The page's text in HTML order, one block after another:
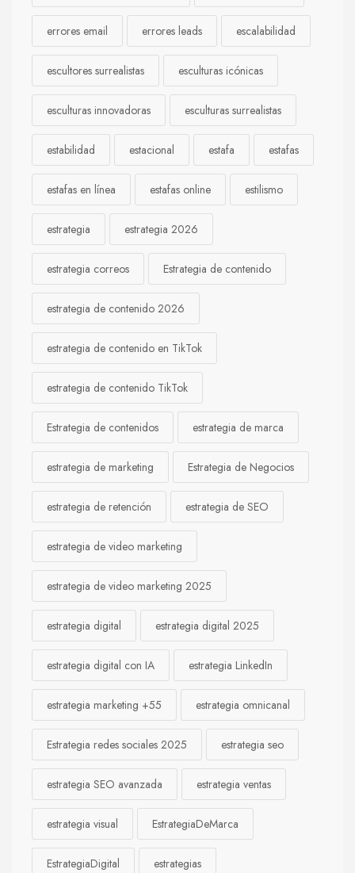
errores email errores leads escalabilidad
escultores surrealistas esculturas icónicas
esculturas innovadoras esculturas surrealistas
estabilidad estacional estafa estafas
estafas en línea estafas online estilismo
estrategia estrategia 2026
estrategia correos Estrategia de contenido
estrategia de contenido 2026
estrategia de contenido en TikTok
estrategia de contenido TikTok
Estrategia de contenidos estrategia de marca
estrategia de marketing Estrategia de Negocios
estrategia de retención estrategia de SEO
estrategia de video marketing
estrategia de video marketing 2025
estrategia digital estrategia digital 2025
estrategia digital con IA estrategia LinkedIn
estrategia marketing +55 estrategia omnicanal
Estrategia redes sociales 2025 estrategia seo
estrategia SEO avanzada estrategia ventas
estrategia visual EstrategiaDeMarca
EstrategiaDigital estrategias